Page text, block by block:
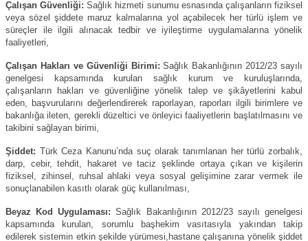
Çalışan Güvenliği: Sağlık hizmeti sunumu esnasında çalışanların fiziksel
veya sözel şiddete maruz kalmalarına yol açabilecek her türlü işlem ve
süreçler ile ilgili alınacak tedbir ve iyileştirme uygulamalarına yönelik
faaliyetleri,
Çalışan Hakları ve Güvenliği Birimi: Sağlık Bakanlığının 2012/23 sayılı
genelgesi kapsamında kurulan sağlık kurum ve kuruluşlarında,
çalışanların hakları ve güvenliğine yönelik talep ve şikâyetlerini kabul
eden, başvurularını değerlendirerek raporlayan, raporları ilgili birimlere ve
bakanlığa ileten, gerekli düzeltici ve önleyici faaliyetlerin başlatılmasını ve
takibini sağlayan birimi,
Şiddet:
Türk Ceza Kanunu’nda suç olarak tanımlanan her türlü zorbalık,
darp, cebir, tehdit, hakaret ve taciz şeklinde ortaya çıkan ve kişilerin
fiziksel, zihinsel, ruhsal ahlaki veya sosyal gelişimine zarar vermek ile
sonuçlanabilen kasıtlı olarak güç kullanılması,
Beyaz Kod Uygulaması:Sağlık Bakanlığının 2012/23 sayılı genelgesi
kapsamında kurulan, sorumlu başhekim vasıtasıyla yakından takip
edilerek sistemin etkin şekilde yürümesi,hastane çalışanına yönelik şiddet